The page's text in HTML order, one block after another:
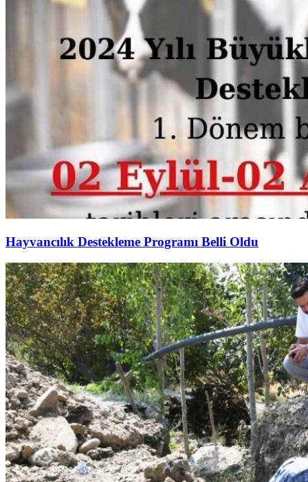
Hayvancılık Destekleme Programı Belli Oldu